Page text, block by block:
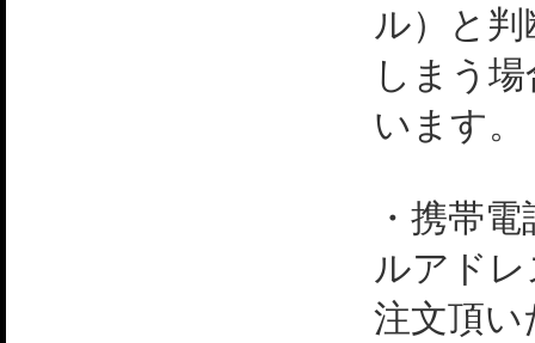
ル）と
しまう
います。
・携帯
ルアド
注文頂い